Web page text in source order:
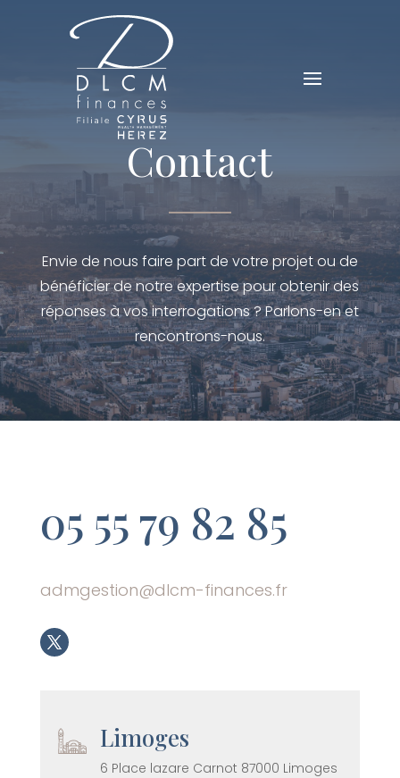
Contact
Envie de nous faire part de votre projet ou de
bénéficier de notre expertise pour obtenir des
réponses à vos interrogations ? Parlons-en et
rencontrons-nous.
05 55 79 82 85
admgestion@dlcm-finances.fr
Limoges
6 Place lazare Carnot 87000 Limoges